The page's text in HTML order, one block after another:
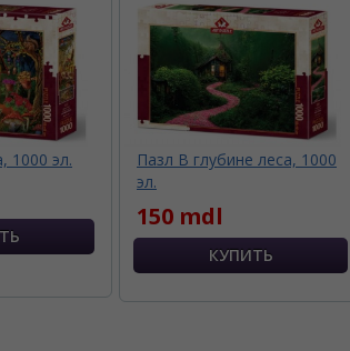
1000 эл.
Пазл В глубине леса, 1000
эл.
150 mdl